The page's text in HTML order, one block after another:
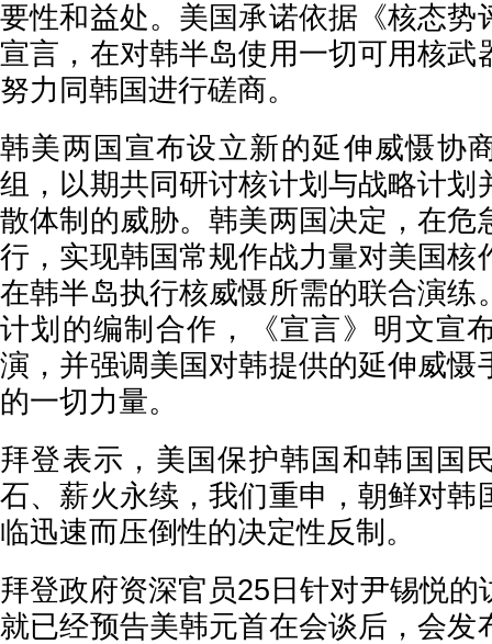
要性和益处。美国承诺依据《核态势
宣言，在对韩半岛使用一切可用核武
努力同韩国进行磋商。
韩美两国宣布设立新的延伸威慑
组，以期共同研讨核计划与战略计划
散体制的威胁。韩美两国决定，在危
行，实现韩国常规作战力量对美国核
在韩半岛执行核威慑所需的联合演练
计划的编制合作，《宣言》明文宣
演，并强调美国对韩提供的延伸威慑
的一切力量。
拜登表示，美国保护韩国和韩国国
石、薪火永续，我们重申，朝鲜对韩
临迅速而压倒性的决定性反制。
拜登政府资深官员25日针对尹锡悦的
就已经预告美韩元首在会谈后，会发